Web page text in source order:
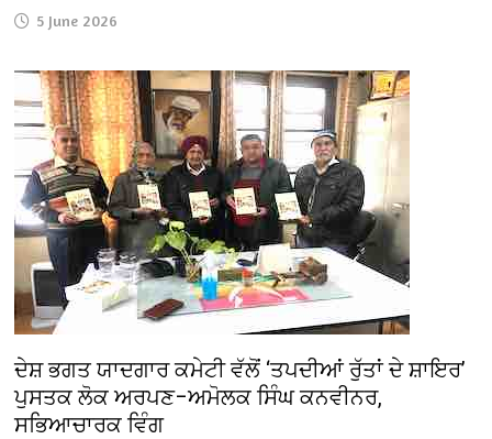
5 June 2026
ਦੇਸ਼ ਭਗਤ ਯਾਦਗਾਰ ਕਮੇਟੀ ਵੱਲੋਂ ‘ਤਪਦੀਆਂ ਰੁੱਤਾਂ ਦੇ ਸ਼ਾਇਰ’
ਪੁਸਤਕ ਲੋਕ ਅਰਪਣ–ਅਮੋਲਕ ਸਿੰਘ ਕਨਵੀਨਰ,
ਸਭਿਆਚਾਰਕ ਵਿੰਗ